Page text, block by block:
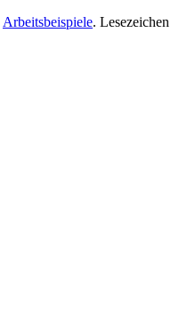
Arbeitsbeispiele. Lesezeichen